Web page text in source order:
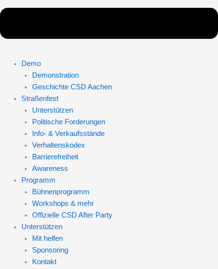
Demo
Demonstration
Geschichte CSD Aachen
Straßenfest
Unterstützen
Politische Forderungen
Info- & Verkaufsstände
Verhaltenskodex
Barrierefreiheit
Awareness
Programm
Bühnenprogramm
Workshops & mehr
Offizielle CSD After Party
Unterstützen
Mit helfen
Sponsoring
Kontakt